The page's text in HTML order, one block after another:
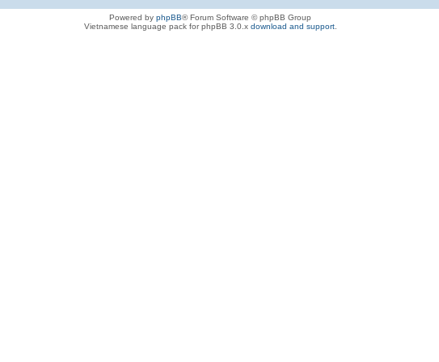
Powered by phpBB® Forum Software © phpBB Group
Vietnamese language pack for phpBB 3.0.x download and support.